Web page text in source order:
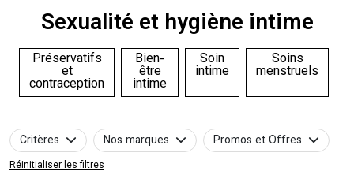
Sexualité et hygiène intime
Préservatifs
et
contraception
Bien-
être
intime
Soin
intime
Soins
menstruels
Critères Nos marques Promos et Offres
Réinitialiser les filtres